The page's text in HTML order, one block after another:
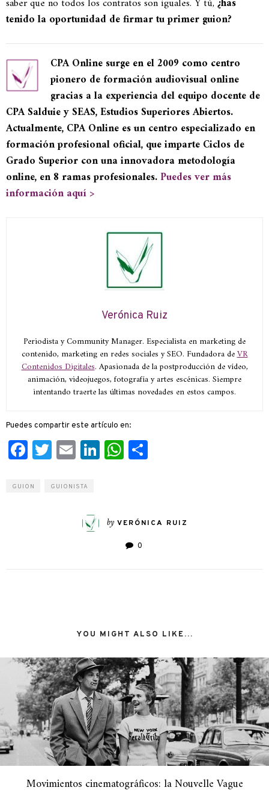
tenido la oportunidad de firmar tu primer guion?
CPA Online surge en el 2009 como centro
pionero de formación audiovisual online
gracias a la experiencia del equipo docente de
CPA Salduie y SEAS, Estudios Superiores Abiertos.
Actualmente, CPA Online es un centro especializado en
formación profesional oficial, que imparte Ciclos de
Grado Superior con una innovadora metodología
online, en 8 ramas profesionales.Puedes ver más
información aquí >
Verónica Ruiz
Periodista y Community Manager. Especialista en marketing de
contenido, marketing en redes sociales y SEO. Fundadora deVR
Contenidos Digitales. Apasionada de la postproducción de vídeo,
animación, videojuegos, fotografía y artes escénicas. Siempre
intentando traerte las últimas novedades en estos campos.
Puedes compartir este artículo en:
Facebook
Twitter
EmailLinkedIn
WhatsApp
GUION GUIONISTA
by VERÓNICA RUIZ
0
YOU MIGHT ALSO LIKE...
Movimientos cinematográficos: la Nouvelle Vague